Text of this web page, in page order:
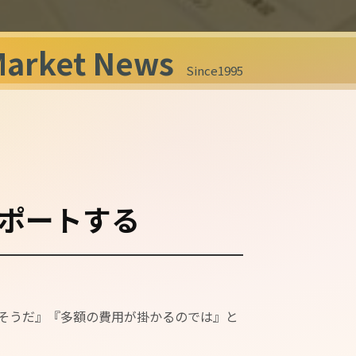
News Since1995
ートする
だ』『多額の費用が掛かるのでは』と